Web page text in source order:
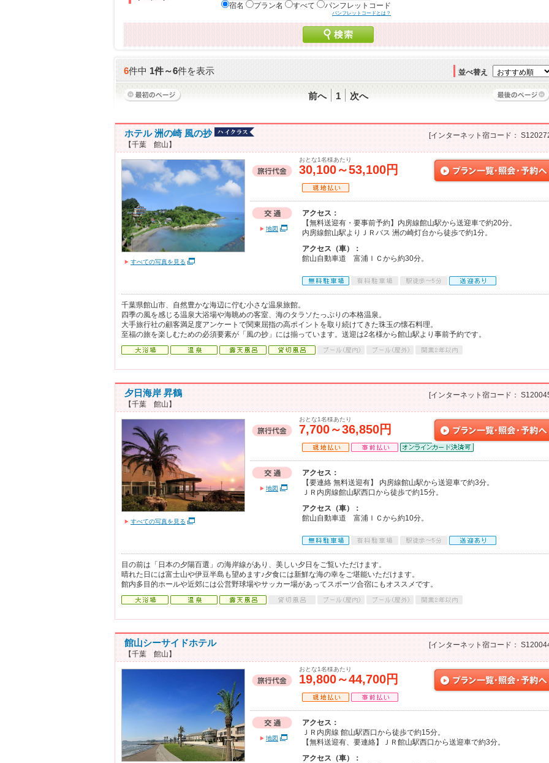
宿名 プラン名 すべて パンフレットコード
パンフレットコードとは？
6件中1件～6件を表示 並べ替え
前へ 1 次へ
ホテル 洲の崎 風の抄
【千葉 館山】
[インターネット宿コード：
すべての写真を見る
おとな1名様あたり
30,100～53,100円
地図
アクセス：
【無料送迎有・要事前予約】内房線館山駅から送迎車で約20分。
内房線館山駅よりＪＲバス 洲の崎灯台から徒歩で約1分。
アクセス（車）：
館山自動車道 富浦ＩＣから約30分。
千葉県館山市、自然豊かな海辺に佇む小さな温泉旅館。
四季の風を感じる温泉大浴場や海眺めの客室、海のタラソたっぷりの本格温泉。
大手旅行社の顧客満足度アンケートで関東屈指の高ポイントを取り続けてきた珠玉の懐石料理。
至福の旅を楽しむための必須要素が「風の抄」には揃っています。送迎は2名様から館山駅より事前予約です。
夕日海岸 昇鶴
【千葉 館山】
[インターネット宿コード：
すべての写真を見る
おとな1名様あたり
7,700～36,850円
地図
アクセス：
【要連絡 無料送迎有】 内房線館山駅から送迎車で約3分。
ＪＲ内房線館山駅西口から徒歩で約15分。
アクセス（車）：
館山自動車道 富浦ＩＣから約10分。
目の前は「日本の夕陽百選」の海岸線があり、美しい夕日をご覧いただけます。
晴れた日には富士山や伊豆半島も望めます♪夕食には新鮮な海の幸をご堪能いただけます。
館内多目的ホールや近郊には公営野球場やサッカー場があってスポーツ合宿にもオススメです。
館山シーサイドホテル
【千葉 館山】
[インターネット宿コード：
おとな1名様あたり
19,800～44,700円
地図
アクセス：
ＪＲ内房線 館山駅西口から徒歩で約15分。
【無料送迎有、要連絡】ＪＲ館山駅西口から送迎車で約3分。
アクセス（車）：